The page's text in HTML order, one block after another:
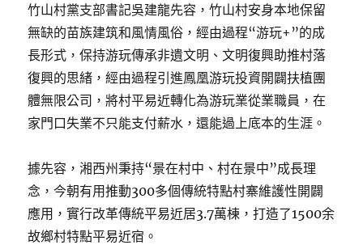
竹山村黨支部書記吳建龍先容，竹山村安身本地保留
無缺的苗族建筑和風情風俗，經由過程“游玩+”的成
長形式，保持游玩傳承非遺文明、文明復興助推村落
復興的思緒，經由過程引進鳳凰游玩投資開闢扶植團
體無限公司，將村平易近轉化為游玩業從業職員，在
家門口失業不只能支付薪水，還能過上底本的生涯。
據先容，湘西州秉持“景在村中、村在景中”成長理
念，今朝有用推動300多個傳統特點村寨維護性開闢
應用，實行改革傳統平易近居3.7萬棟，打造了1500余
故鄉村特點平易近宿。